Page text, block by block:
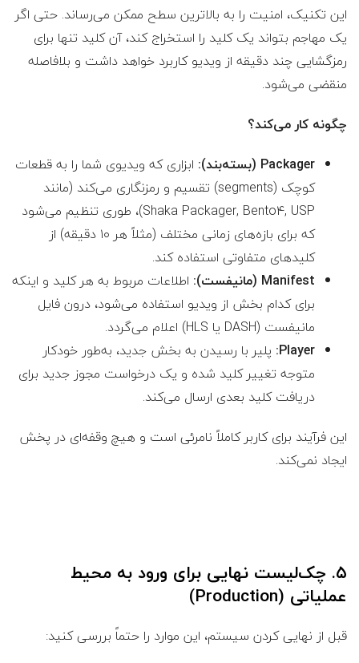
این تکنیک، امنیت را به بالاترین سطح ممکن می‌رساند. حتی اگر
یک مهاجم بتواند یک کلید را استخراج کند، آن کلید تنها برای
رمزگشایی چند دقیقه از ویدیو کاربرد خواهد داشت و بلافاصله
منقضی می‌شود.
چگونه کار می‌کند؟
Packager (بسته‌بند):
ابزاری که ویدیوی شما را به قطعات
کوچک (segments) تقسیم و رمزنگاری می‌کند (مانند
Shaka Packager, Bento4, USP)، طوری تنظیم می‌شود
که برای بازه‌های زمانی مختلف (مثلاً هر ۱۰ دقیقه) از
کلیدهای متفاوتی استفاده کند.
Manifest (مانیفست):
اطلاعات مربوط به هر کلید و اینکه
برای کدام بخش از ویدیو استفاده می‌شود، درون فایل
مانیفست (DASH یا HLS) اعلام می‌گردد.
Player: پلیر با رسیدن به بخش جدید، به‌طور خودکار
متوجه تغییر کلید شده و یک درخواست مجوز جدید برای
دریافت کلید بعدی ارسال می‌کند.
این فرآیند برای کاربر کاملاً نامرئی است و هیچ وقفه‌ای در پخش
ایجاد نمی‌کند.
۵. چک‌لیست نهایی برای ورود به محیط
عملیاتی (Production)
قبل از نهایی کردن سیستم، این موارد را حتماً بررسی کنید: